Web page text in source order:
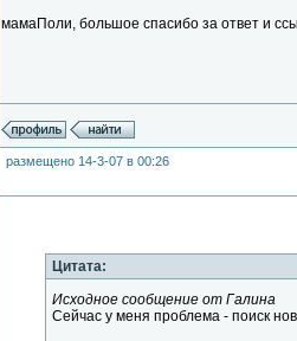
мамаПоли, большое спасибо за ответ и
размещено 14-3-07 в 00:26
Цитата:
Исходное сообщение от Галина
Сейчас у меня проблема - поиск